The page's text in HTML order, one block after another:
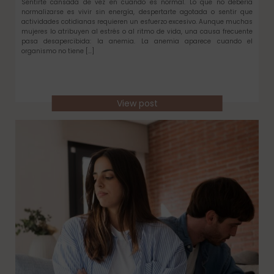
Sentirte cansada de vez en cuando es normal. Lo que no debería
normalizarse es vivir sin energía, despertarte agotada o sentir que
actividades cotidianas requieren un esfuerzo excesivo. Aunque muchas
mujeres lo atribuyen al estrés o al ritmo de vida, una causa frecuente
pasa desapercibida: la anemia. La anemia aparece cuando el
organismo no tiene […]
View post